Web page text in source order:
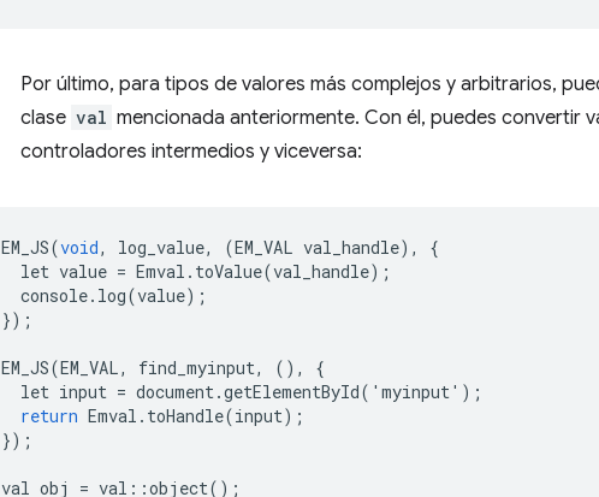
Por último, para tipos de valores más complejos y arbitrarios,
clase val mencionada anteriormente. Con él, puedes convertir
controladores intermedios y viceversa:
EM_JS(void, log_value, (EM_VAL val_handle),
{
let value = Emval . toValue(val_handle);
console. log(value);
});
EM_JS(EM_VAL, find_myinput, (),
{
let input = document.getElementById( ' myinput' );
return Emval . toHandle(input);
});
val obj = val ::object();